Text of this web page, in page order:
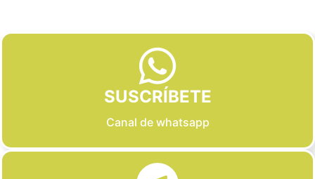
SUSCRÍBETE
Canal de whatsapp